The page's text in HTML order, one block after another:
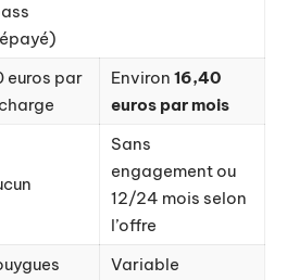
euros par
Environ 16,40
euros par mois
Sans
engagement ou
12/24 mois selon
l’offre
Variable